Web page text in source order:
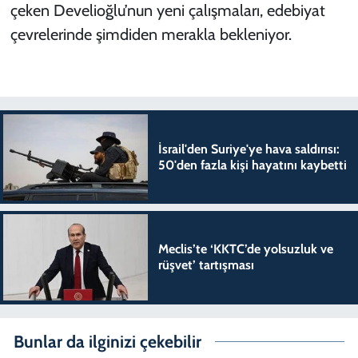
çeken Develioğlu’nun yeni çalışmaları, edebiyat
çevrelerinde şimdiden merakla bekleniyor.
İsrail'den Suriye'ye hava saldırısı:
50'den fazla kişi hayatını kaybetti
Meclis’te ‘KKTC’de yolsuzluk ve
rüşvet’ tartışması
Bunlar da ilginizi çekebilir